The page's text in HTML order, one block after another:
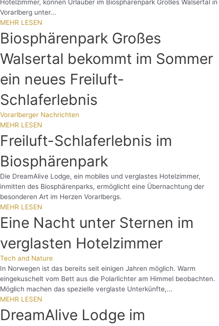
Hotelzimmer, können Urlauber im Biosphärenpark Großes Walsertal in
Vorarlberg unter...
MEHR LESEN
Biosphärenpark Großes
Walsertal bekommt im Sommer
ein neues Freiluft-
Schlaferlebnis
Vorarlberger Nachrichten
MEHR LESEN
Freiluft-Schlaferlebnis im
Biosphärenpark
Die DreamAlive Lodge, ein mobiles und verglastes Hotelzimmer,
inmitten des Biosphärenparks, ermöglicht eine Übernachtung der
besonderen Art im Herzen Vorarlbergs.
MEHR LESEN
Eine Nacht unter Sternen im
verglasten Hotelzimmer
Tech and Nature
In Norwegen ist das bereits seit einigen Jahren möglich. Warm
eingekuschelt vom Bett aus die Polarlichter am Himmel beobachten.
Möglich machen das spezielle verglaste Unterkünfte,...
MEHR LESEN
DreamAlive Lodge im